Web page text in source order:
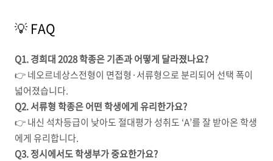
💡 FAQ
Q1. 경희대 2028 학종은 기존과 어떻게 달라졌나요?
👉 네오르네상스전형이 면접형·서류형으로 분리되어 선택 폭이
넓어졌습니다.
Q2. 서류형 학종은 어떤 학생에게 유리한가요?
👉 내신 석차등급이 낮아도 절대평가 성취도 ‘A’를 잘 받아온 학생
에게 유리합니다.
Q3. 정시에서도 학생부가 중요한가요?